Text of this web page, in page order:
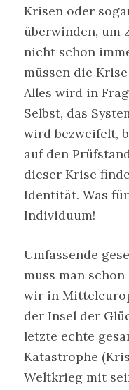
Krisen oder
überwinden, um
nicht schon
müssen die
Alles wird in
Selbst, das
wird bezweifelt,
auf den
dieser Krise
Identität. Was
Individuum!
Umfassende
muss man
wir in
der Insel der
letzte echte
Katastrophe
Weltkrieg mit